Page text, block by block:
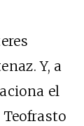
Y, a
el